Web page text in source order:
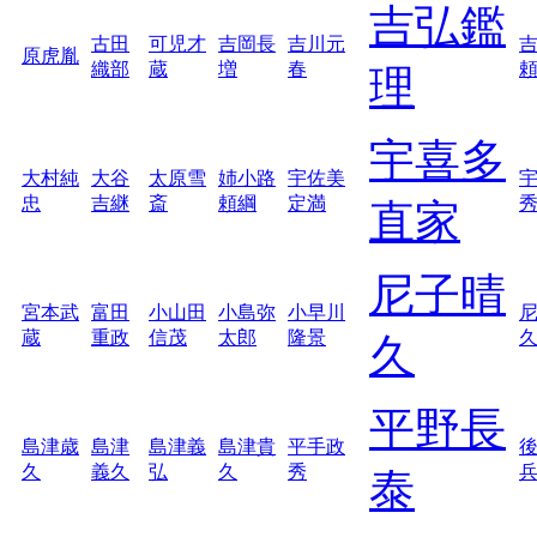
原虎胤
古田
織部
可児才
蔵
吉岡長
増
吉川元
春
吉弘鑑
理
頼
大村純
忠
大谷
吉継
太原雪
斎
姉小路
頼綱
宇佐美
定満
宇喜多
直家
宮本武
蔵
富田
重政
小山田
信茂
小島弥
太郎
小早川
隆景
尼子晴
久
久
島津歳
久
島津
義久
島津義
弘
島津貴
久
平手政
秀
平野長
泰